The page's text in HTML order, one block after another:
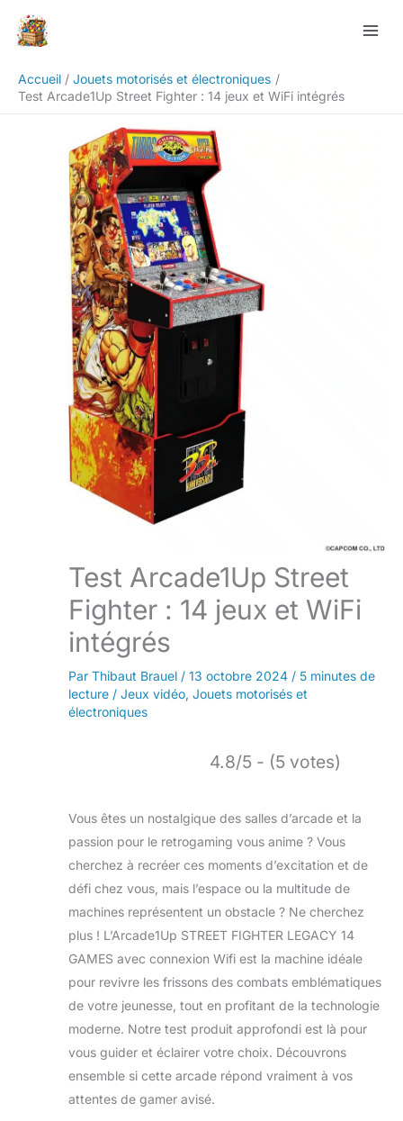
Accueil
Jouets motorisés et électroniques
Test Arcade1Up Street Fighter : 14 jeux et WiFi intégrés
Test Arcade1Up Street
Fighter : 14 jeux et WiFi
intégrés
Par Thibaut Brauel / 13 octobre 2024 / 5 minutes de
lecture / Jeux vidéo, Jouets motorisés et
électroniques
4.8/5 - (5 votes)
Vous êtes un nostalgique des salles d’arcade et la
passion pour le retrogaming vous anime ? Vous
cherchez à recréer ces moments d’excitation et de
défi chez vous, mais l’espace ou la multitude de
machines représentent un obstacle ? Ne cherchez
plus ! L’Arcade1Up STREET FIGHTER LEGACY 14
GAMES avec connexion Wifi est la machine idéale
pour revivre les frissons des combats emblématiques
de votre jeunesse, tout en profitant de la technologie
moderne. Notre test produit approfondi est là pour
vous guider et éclairer votre choix. Découvrons
ensemble si cette arcade répond vraiment à vos
attentes de gamer avisé.
Rechercher